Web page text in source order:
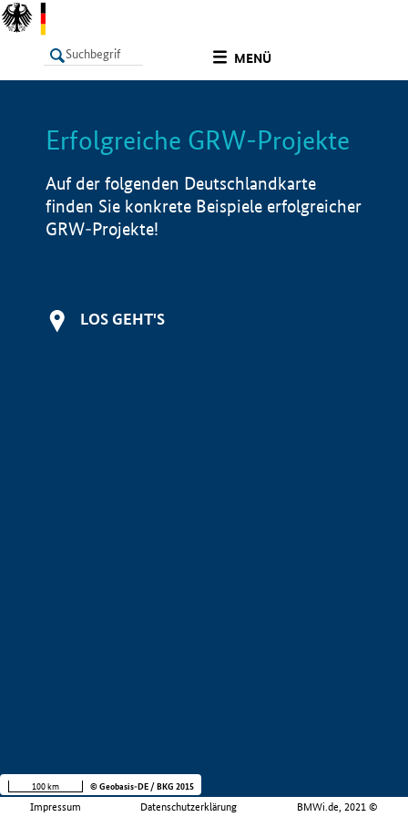
MENÜ
LISTE Info
Erfolgreiche GRW-Projekte
Auf der folgenden Deutschlandkarte
finden Sie konkrete Beispiele erfolgreicher
GRW-Projekte!
LOS GEHT'S
Impressum Datenschutzerklärung BMWi.de, 2021 ©
100 km © Geobasis-DE / BKG 2015